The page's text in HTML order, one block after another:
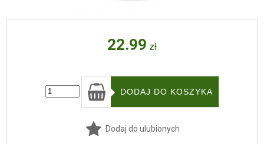
22.99 zł
Dodaj do ulubionych